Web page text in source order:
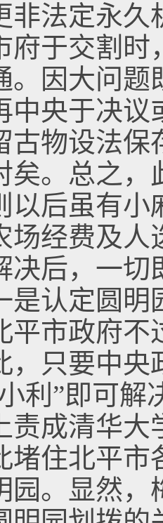
非法定永
府于交割
。因大问
中央于决
古物设法
矣。总之，
以后虽有
场经费及人
决后，一切
是认定圆明
平市政府
，只要中
利”即可
责成清华大
堵住北平
园。显然